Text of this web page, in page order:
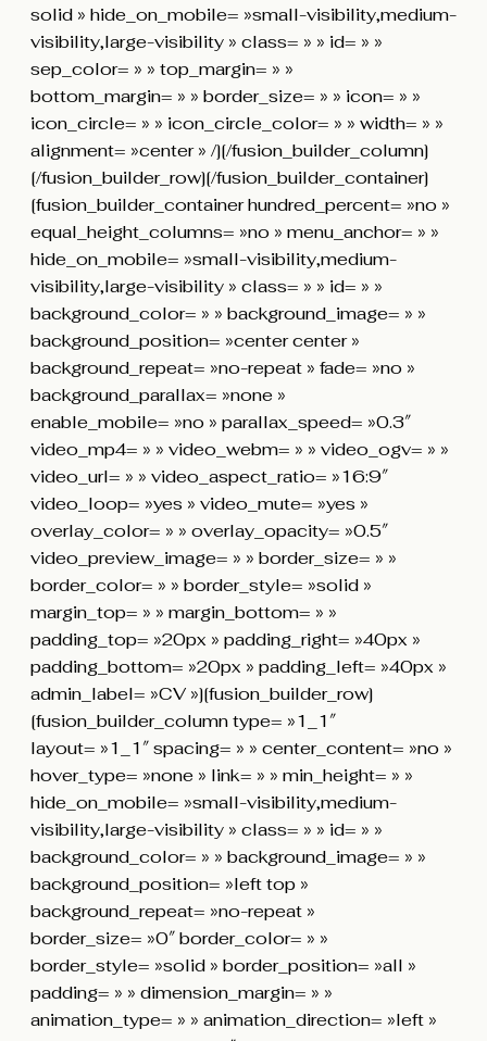
solid » hide_on_mobile= »small-visibility,medium-
visibility,large-visibility » class= » » id= » »
sep_color= » » top_margin= » »
bottom_margin= » » border_size= » » icon= » »
icon_circle= » » icon_circle_color= » » width= » »
alignment= »center » /][/fusion_builder_column]
[/fusion_builder_row][/fusion_builder_container]
[fusion_builder_container hundred_percent= »no »
equal_height_columns= »no » menu_anchor= » »
hide_on_mobile= »small-visibility,medium-
visibility,large-visibility » class= » » id= » »
background_color= » » background_image= » »
background_position= »center center »
background_repeat= »no-repeat » fade= »no »
background_parallax= »none »
enable_mobile= »no » parallax_speed= »0.3″
video_mp4= » » video_webm= » » video_ogv= » »
video_url= » » video_aspect_ratio= »16:9″
video_loop= »yes » video_mute= »yes »
overlay_color= » » overlay_opacity= »0.5″
video_preview_image= » » border_size= » »
border_color= » » border_style= »solid »
margin_top= » » margin_bottom= » »
padding_top= »20px » padding_right= »40px »
padding_bottom= »20px » padding_left= »40px »
admin_label= »CV »][fusion_builder_row]
[fusion_builder_column type= »1_1″
layout= »1_1″ spacing= » » center_content= »no »
hover_type= »none » link= » » min_height= » »
hide_on_mobile= »small-visibility,medium-
visibility,large-visibility » class= » » id= » »
background_color= » » background_image= » »
background_position= »left top »
background_repeat= »no-repeat »
border_size= »0″ border_color= » »
border_style= »solid » border_position= »all »
padding= » » dimension_margin= » »
animation_type= » » animation_direction= »left »